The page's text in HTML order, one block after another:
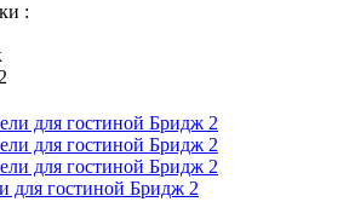
:
для гостиной Бридж 2